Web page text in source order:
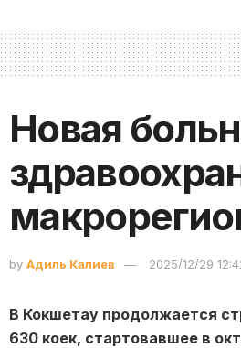
Новая
by Адиль Калиев 2025/12/29
В Кокшетау продолжается
630 коек, стартовавшее в